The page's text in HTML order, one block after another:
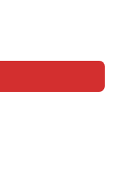
लेख साइन इन